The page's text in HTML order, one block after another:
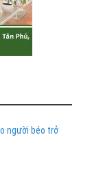
người béo trở